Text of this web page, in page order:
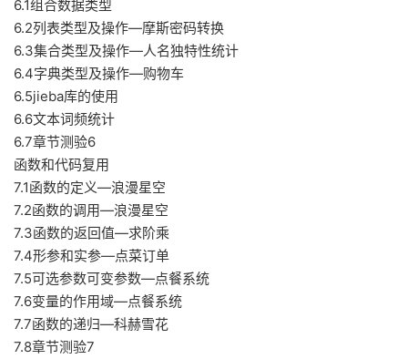
6.1组合数据类型
6.2列表类型及操作—摩斯密码转换
6.3集合类型及操作—人名独特性统计
6.4字典类型及操作—购物车
6.5jieba库的使用
6.6文本词频统计
6.7章节测验6
函数和代码复用
7.1函数的定义—浪漫星空
7.2函数的调用—浪漫星空
7.3函数的返回值—求阶乘
7.4形参和实参—点菜订单
7.5可选参数可变参数—点餐系统
7.6变量的作用域—点餐系统
7.7函数的递归—科赫雪花
7.8章节测验7